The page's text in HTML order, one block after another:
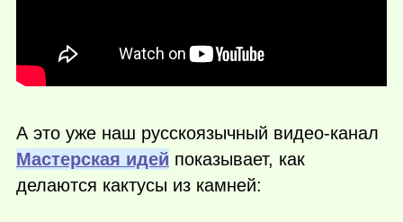
А это уже наш русскоязычный видео-канал
Мастерская идей показывает, как
делаются кактусы из камней: